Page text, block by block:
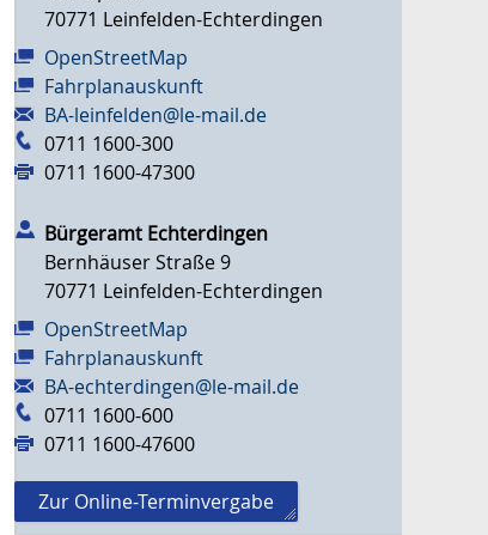
70771 Leinfelden-Echterdingen
OpenStreetMap
Fahrplanauskunft
BA-leinfelden@le-mail.de
0711 1600-300
0711 1600-47300
Bürgeramt Echterdingen
Bernhäuser Straße 9
70771 Leinfelden-Echterdingen
OpenStreetMap
Fahrplanauskunft
BA-echterdingen@le-mail.de
0711 1600-600
0711 1600-47600
Zur Online-Terminvergabe